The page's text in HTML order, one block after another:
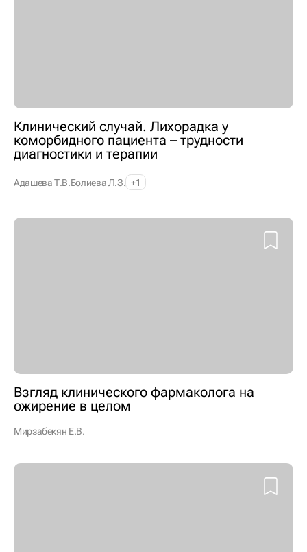
Клинический случай. Лихорадка у
коморбидного пациента – трудности
диагностики и терапии
Адашева Т.В.Болиева Л.З. +1
Взгляд клинического фармаколога на
ожирение в целом
Мирзабекян Е.В.